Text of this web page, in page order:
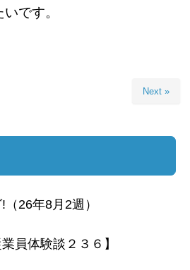
です。
Next »
26年8月2週）
員体験談２３６】